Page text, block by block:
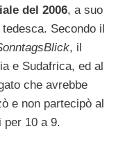
del 2006, a suo
Secondo il
, il
e Sudafrica, ed al
che avrebbe
e non partecipò al
per 10 a 9.